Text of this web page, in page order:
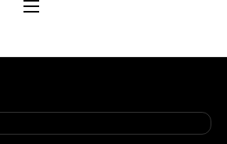
Private Krankenversicherung